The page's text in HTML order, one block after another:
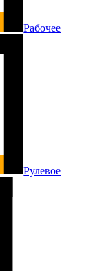
Рабочее
Рулевое